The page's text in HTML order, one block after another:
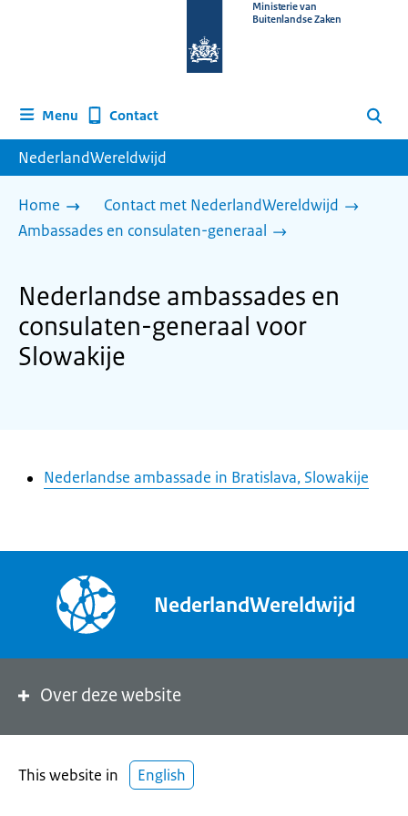
homepage
Ministerie van
Buitenlandse Zaken
Menu Contact Zoeken
NederlandWereldwijd
Home
Contact met NederlandWereldwijd
Ambassades en consulaten-generaal
Nederlandse ambassades en
consulaten-generaal voor
Slowakije
Nederlandse ambassade in Bratislava, Slowakije
NederlandWereldwijd
Over deze website
This website in English